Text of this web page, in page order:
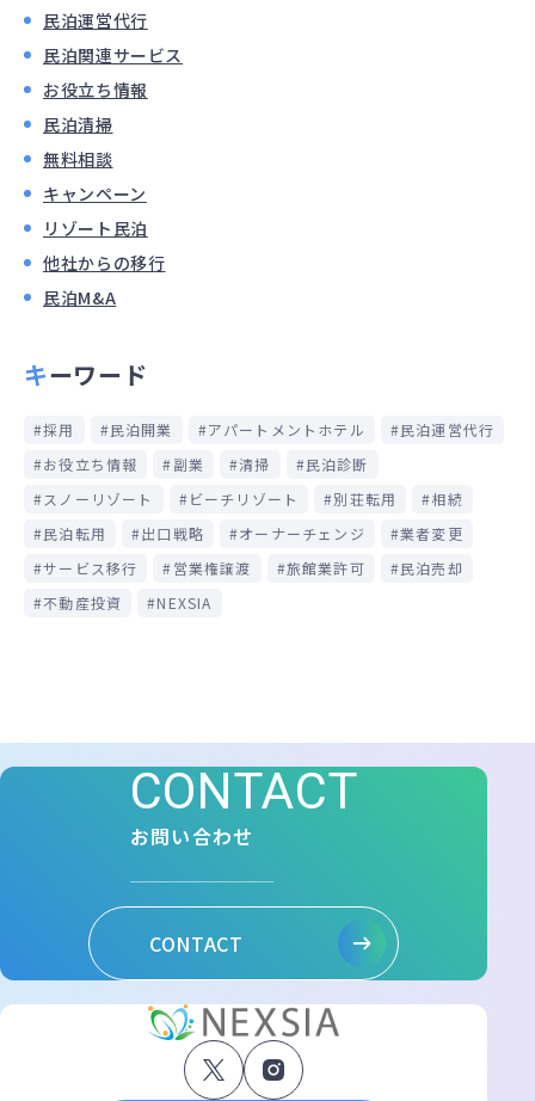
民泊運営代行
民泊関連サービス
お役立ち情報
民泊清掃
無料相談
キャンペーン
リゾート民泊
他社からの移行
民泊M&A
キーワード
採用 民泊開業 アパートメントホテル
民泊運営代行
お役立ち情報
副業 清掃
民泊診断
スノーリゾート
ビーチリゾート 別荘転用
相続
民泊転用
出口戦略 オーナーチェンジ
業者変更
サービス移行
営業権譲渡 旅館業許可
民泊売却
不動産投資
NEXSIA
CONTACT
お問い合わせ
CONTACT